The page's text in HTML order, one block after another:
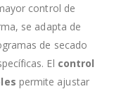
control de
se adapta de
de secado
El control
permite ajustar